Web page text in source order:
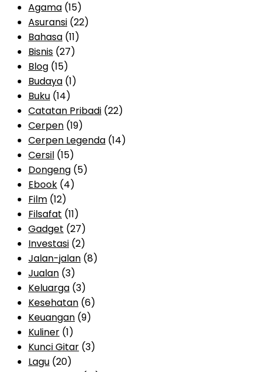
Agama (15)
Asuransi (22)
Bahasa (11)
Bisnis (27)
Blog (15)
Budaya (1)
Buku (14)
Catatan Pribadi (22)
Cerpen (19)
Cerpen Legenda (14)
Cersil (15)
Dongeng (5)
Ebook (4)
Film (12)
Filsafat (11)
Gadget (27)
Investasi (2)
Jalan-jalan (8)
Jualan (3)
Keluarga (3)
Kesehatan (6)
Keuangan (9)
Kuliner (1)
Kunci Gitar (3)
Lagu (20)